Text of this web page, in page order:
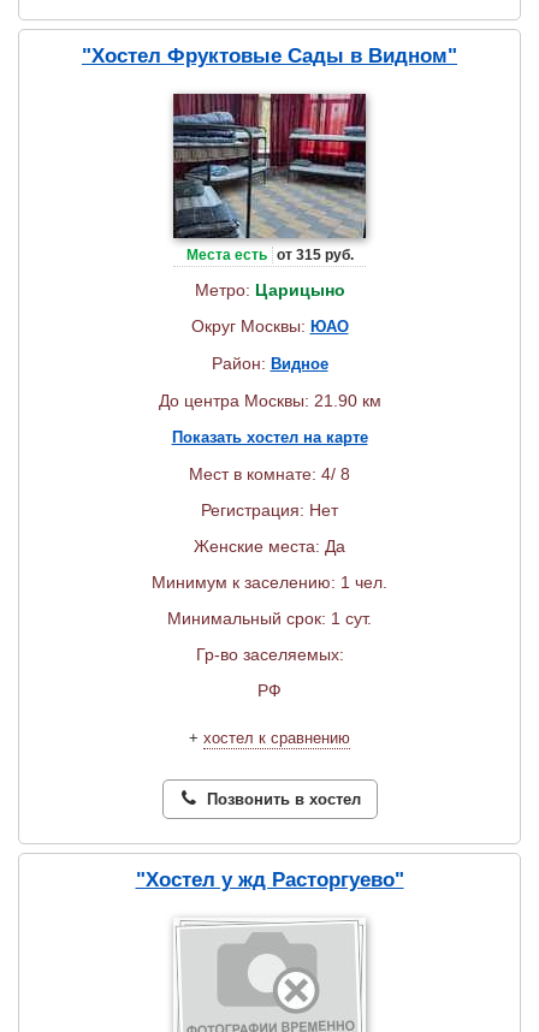
"Хостел Фруктовые Сады в Видном"
Места есть от 315 руб.
Метро: Царицыно
Округ Москвы: ЮАО
Район: Видное
До центра Москвы: 21.90 км
Показать хостел на карте
Мест в комнате: 4/ 8
Регистрация: Нет
Женские места: Да
Минимум к заселению: 1 чел.
Минимальный срок: 1 сут.
Гр-во заселяемых:
РФ
+ хостел к сравнению
Позвонить в хостел
"Хостел у жд Расторгуево"